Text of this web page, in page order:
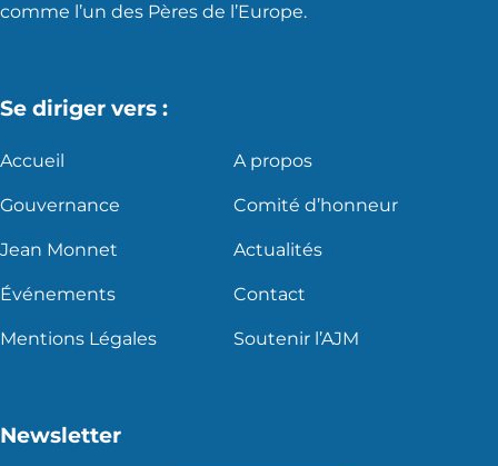
comme l’un des Pères de l’Europe.
Se diriger vers :
Accueil A propos
Gouvernance Comité d’honneur
Jean Monnet Actualités
Événements Contact
Mentions Légales Soutenir l’AJM
Newsletter